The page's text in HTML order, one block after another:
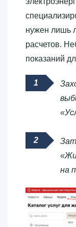
нужен лишь
расчетов.
показаний
на